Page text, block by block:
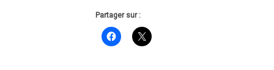
Partager sur :